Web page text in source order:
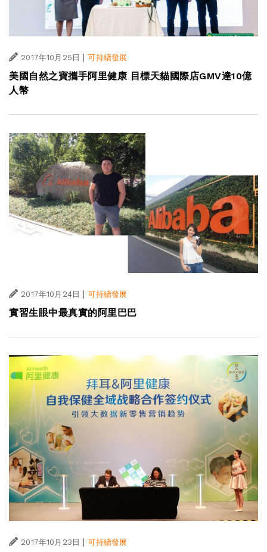
2017年10月25日 | 可持續發展
美國自然之寶攜手阿里健康 目標天貓國際店GMV達10億
人幣
2017年10月24日 | 可持續發展
實習生眼中最真實的阿里巴巴
2017年10月23日 | 可持續發展